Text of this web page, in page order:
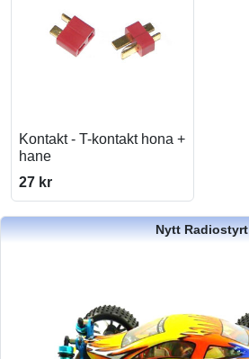
Kontakt - T-kontakt hona +
hane
27 kr
Nytt Radiostyrt